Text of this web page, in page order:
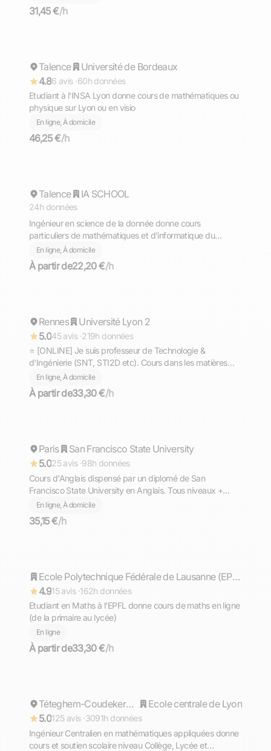
31,45 €/h
Répond rapidement
Talence
Université de Bordeaux
4.86 avis ·60h données
Etudiant à l'INSA Lyon donne cours de mathématiques ou
physique sur Lyon ou en visio
En ligne, À domicile
46,25 €/h
Répond rapidement
Talence IA SCHOOL
24h données
Ingénieur en science de la donnée donne cours
particuliers de mathématiques et d'informatique du
Primaire au Lycée.
En ligne, À domicile
À partir de22,20 €/h
Répond rapidement
Rennes
Université Lyon 2
5.045 avis ·219h données
⭐ [ONLINE] Je suis professeur de Technologie &
d'Ingénierie (SNT, STI2D etc). Cours dans les matières
scientifiques (technologie, sciences et vie de la terre,
mathématiques, physique et chimie, EPI.
En ligne, À domicile
À partir de33,30 €/h
Répond rapidement
Paris
San Francisco State University
5.025 avis ·98h données
Cours d'Anglais dispensé par un diplomé de San
Francisco State University en Anglais. Tous niveaux +
TOEFL, TOEIC, GMAT
En ligne, À domicile
35,15 €/h
Répond rapidement
Ecole Polytechnique Fédérale de Lausanne (EPFL)
4.915 avis ·162h données
Etudiant en Maths à l'EPFL donne cours de maths en ligne
(de la primaire au lycée)
En ligne
À partir de33,30 €/h
Répond rapidement Téteghem-Coudekerque-Village
Ecole centrale de Lyon
5.0125 avis ·3091h données
Ingénieur Centralien en mathématiques appliquées donne
cours et soutien scolaire niveau Collège, Lycée et